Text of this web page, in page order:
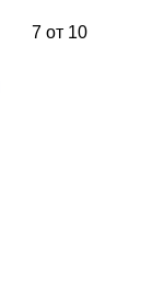
7 от 10